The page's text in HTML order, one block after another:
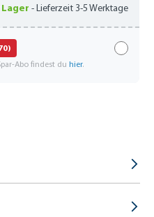
Lager -Lieferzeit 3-5 Werktage
Abo findest du hier.